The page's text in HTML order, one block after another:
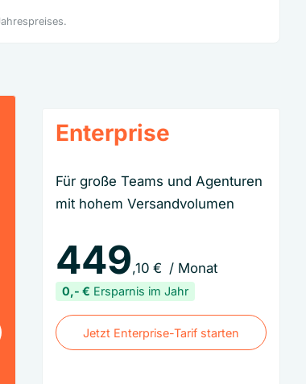
Enterprise
Für große Teams und Agenturen
mit hohem Versandvolumen
449,10 € / Monat
0,- € Ersparnis im Jahr
Jetzt Enterprise-Tarif starten
Jetzt Enterprise-Tarif starten